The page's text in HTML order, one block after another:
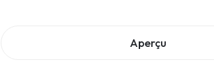
Aperçu